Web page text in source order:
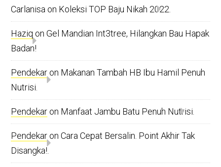
Carlanisa on Koleksi TOP Baju Nikah 2022.
Haziq onGel Mandian Int3tree, Hilangkan Bau Hapak
Badan!
Pendekar on Makanan Tambah HB Ibu Hamil Penuh
Nutrisi.
Pendekar on Manfaat Jambu Batu Penuh Nutrisi.
Pendekar onCara Cepat Bersalin. Point Akhir Tak
Disangka!.